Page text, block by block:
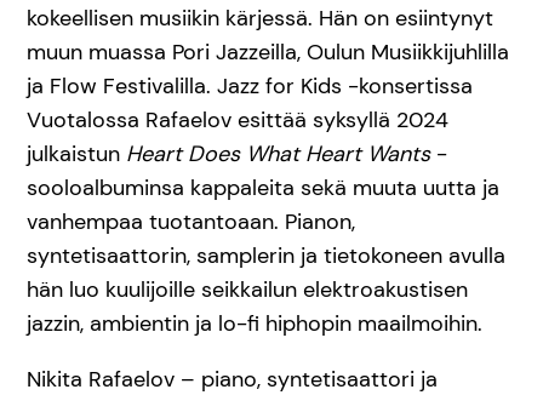
kokeellisen musiikin kärjessä. Hän on esiintynyt
muun muassa Pori Jazzeilla, Oulun Musiikkijuhlilla
ja Flow Festivalilla. Jazz for Kids -konsertissa
Vuotalossa Rafaelov esittää syksyllä 2024
julkaistun Heart Does What Heart Wants-
sooloalbuminsa kappaleita sekä muuta uutta ja
vanhempaa tuotantoaan. Pianon,
syntetisaattorin, samplerin ja tietokoneen avulla
hän luo kuulijoille seikkailun elektroakustisen
jazzin, ambientin ja lo-fi hiphopin maailmoihin.
Nikita Rafaelov – piano, syntetisaattori ja